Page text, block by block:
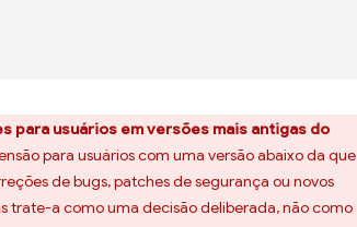
para usuários em versões mais antigas do
para usuários com uma versão abaixo da que
de bugs, patches de segurança ou novos
trate-a como uma decisão deliberada, não como